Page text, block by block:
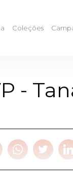
Coleções
-